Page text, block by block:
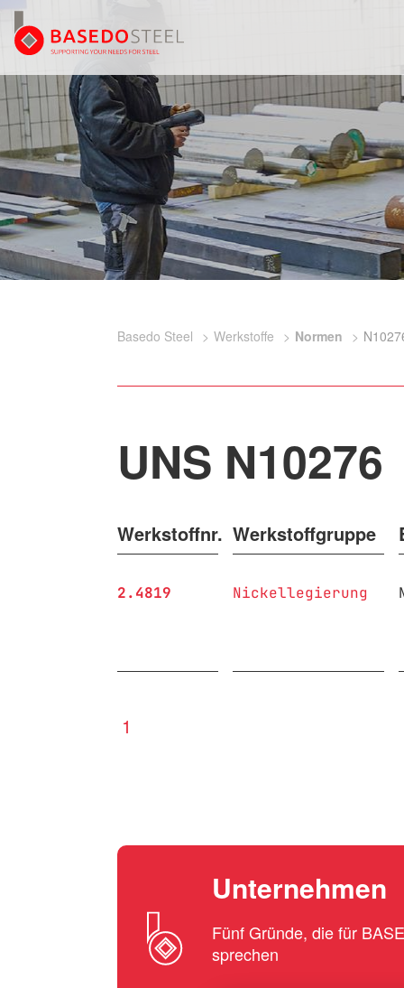
Basedo Steel Werkstoffe Normen
UNS N10276
Werkstoffnr. Werkstoffgruppe
2.4819 Nickellegierung
1
Unternehmen
Fünf Gründe, die für
sprechen